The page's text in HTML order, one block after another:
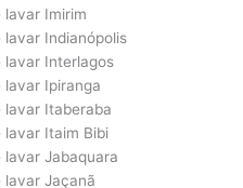
lavar Imirim
Indianópolis
lavar Interlagos
lavar Ipiranga
lavar Itaberaba
lavar Itaim Bibi
Jabaquara
lavar Jaçanã